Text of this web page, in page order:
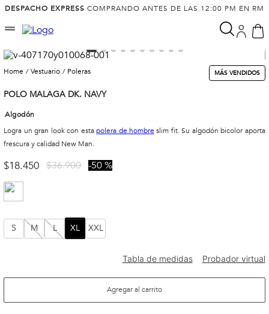
DESPACHO EXPRESS COMPRANDO ANTES DE LAS 12:00 PM EN RM
vestuario poleras MÁS VENDIDOS
POLO MALAGA DK. NAVY
Algodón
Logra un gran look con estapolera de hombre slim fit. Su algodón bicolor aporta
frescura y calidad New Man.
$18.450 $36.900 50 %
S M L XL XXL
Agregar al carrito